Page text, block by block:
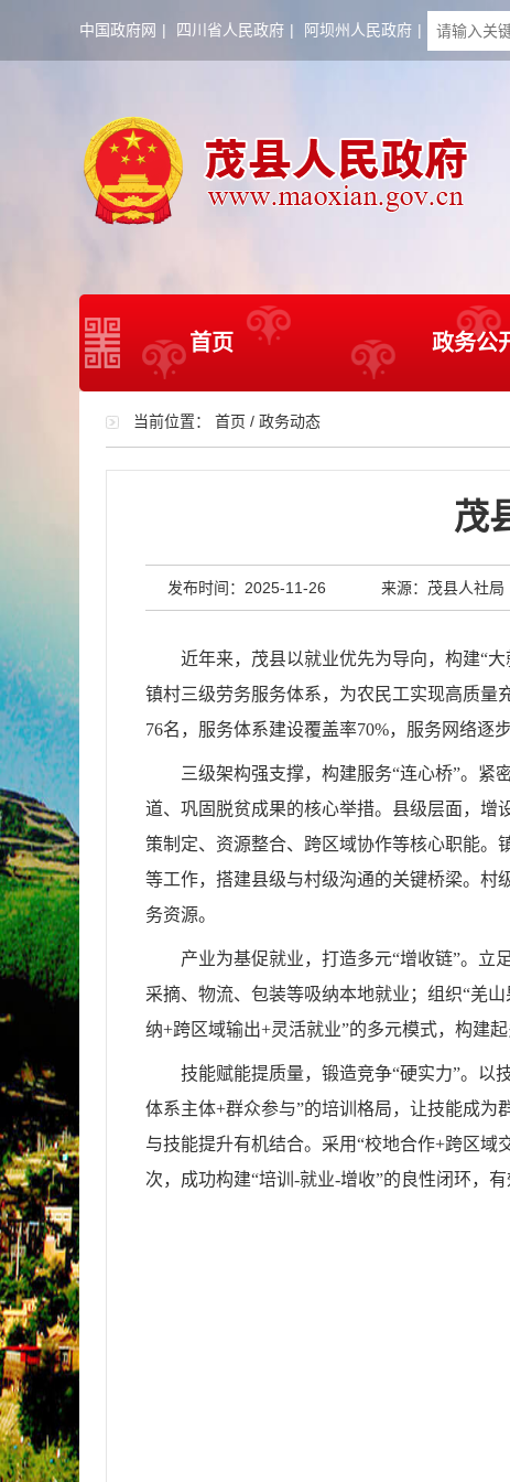
中国政府网 | 四川省人民政府 | 阿坝州人民政府 |
首页 政务公
当前位置： 首页 / 政务动态
茂
发布时间：2025-11-26 来源：茂县人社局
近年来，茂县以就业优先为导向，构建“
镇村三级劳务服务体系，为农民工实现高质量
76名，服务体系建设覆盖率70%，服务网络逐
三级架构强支撑，构建服务“连心桥”。 紧
道、巩固脱贫成果的核心举措。县级层面，增
策制定、资源整合、跨区域协作等核心职能。
等工作，搭建县级与村级沟通的关键桥梁。村
务资源。
产业为基促就业，打造多元“增收链”。 立
采摘、物流、包装等吸纳本地就业；组织“羌
纳+跨区域输出+灵活就业”的多元模式，构建起
技能赋能提质量，锻造竞争“硬实力”。 以
体系主体+群众参与”的培训格局，让技能成为
与技能提升有机结合。采用“校地合作+跨区域
次，成功构建“培训-就业-增收”的良性闭环，